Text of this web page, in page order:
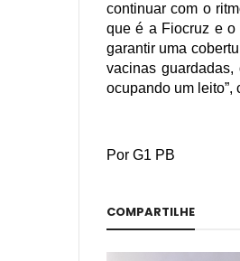
continuar com o
que é a Fiocruz e o
garantir uma
vacinas
ocupando um leito”,
Por G1 PB
COMPARTILHE